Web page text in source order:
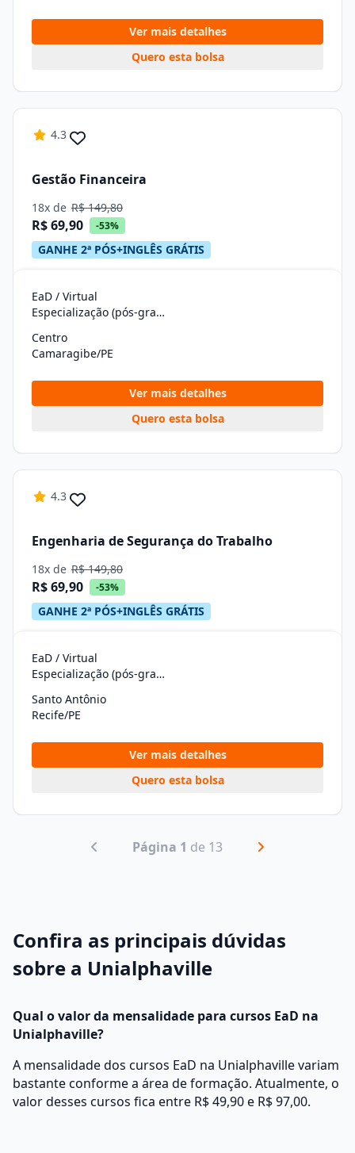
Ver mais detalhes
Quero esta bolsa
4.3
Gestão Financeira
18x de R$ 149,80
R$ 69,90 -53%
GANHE 2ª PÓS+INGLÊS GRÁTIS
EaD / Virtual
Especialização (pós-graduação)
Centro
Camaragibe/PE
Ver mais detalhes
Quero esta bolsa
4.3
Engenharia de Segurança do Trabalho
18x de R$ 149,80
R$ 69,90 -53%
GANHE 2ª PÓS+INGLÊS GRÁTIS
EaD / Virtual
Especialização (pós-graduação)
Santo Antônio
Recife/PE
Ver mais detalhes
Quero esta bolsa
Página 1 de 13
Confira as principais dúvidas
sobre a Unialphaville
Qual o valor da mensalidade para cursos EaD na
Unialphaville?
A mensalidade dos cursos EaD na Unialphaville variam
bastante conforme a área de formação. Atualmente, o
valor desses cursos fica entre R$ 49,90 e R$ 97,00.